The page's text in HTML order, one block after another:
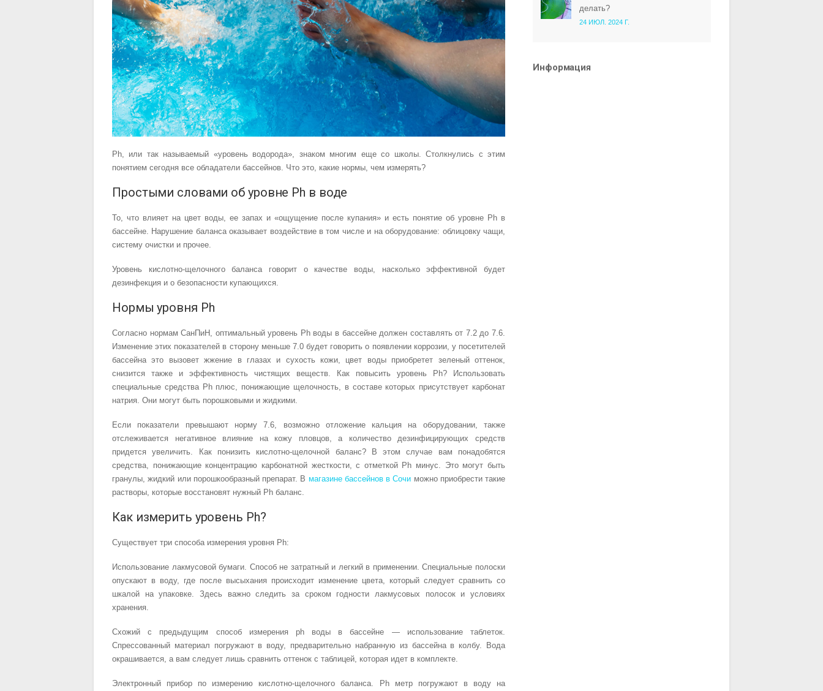
Ph, или так называемый «уровень водорода», знаком многим еще со школы. Столкнулись с этим
понятием сегодня все обладатели бассейнов. Что это, какие нормы, чем измерять?
Простыми словами об уровне Ph в воде
То, что влияет на цвет воды, ее запах и «ощущение после купания» и есть понятие об уровне Ph в
бассейне. Нарушение баланса оказывает воздействие в том числе и на оборудование: облицовку чащи,
систему очистки и прочее.
Уровень кислотно-щелочного баланса говорит о качестве воды, насколько эффективной будет
дезинфекция и о безопасности купающихся.
Нормы уровня Ph
Согласно нормам СанПиН, оптимальный уровень Ph воды в бассейне должен составлять от 7.2 до 7.6.
Изменение этих показателей в сторону меньше 7.0 будет говорить о появлении коррозии, у посетителей
бассейна это вызовет жжение в глазах и сухость кожи, цвет воды приобретет зеленый оттенок,
снизится также и эффективность чистящих веществ. Как повысить уровень Ph? Использовать
специальные средства Ph плюс, понижающие щелочность, в составе которых присутствует карбонат
натрия. Они могут быть порошковыми и жидкими.
Если показатели превышают норму 7.6, возможно отложение кальция на оборудовании, также
отслеживается негативное влияние на кожу пловцов, а количество дезинфицирующих средств
придется увеличить. Как понизить кислотно-щелочной баланс? В этом случае вам понадобятся
средства, понижающие концентрацию карбонатной жесткости, с отметкой Ph минус. Это могут быть
гранулы, жидкий или порошкообразный препарат. В магазине бассейнов в Сочи можно приобрести такие
растворы, которые восстановят нужный Ph баланс.
Как измерить уровень Ph?
Существует три способа измерения уровня Ph:
Использование лакмусовой бумаги. Способ не затратный и легкий в применении. Специальные полоски
опускают в воду, где после высыхания происходит изменение цвета, который следует сравнить со
шкалой на упаковке. Здесь важно следить за сроком годности лакмусовых полосок и условиях
хранения.
Схожий с предыдущим способ измерения ph воды в бассейне — использование таблеток.
Спрессованный материал погружают в воду, предварительно набранную из бассейна в колбу. Вода
окрашивается, а вам следует лишь сравнить оттенок с таблицей, которая идет в комплекте.
Электронный прибор по измерению кислотно-щелочного баланса. Ph метр погружают в воду на
делать?
24 ИЮЛ. 2024 Г.
Информация